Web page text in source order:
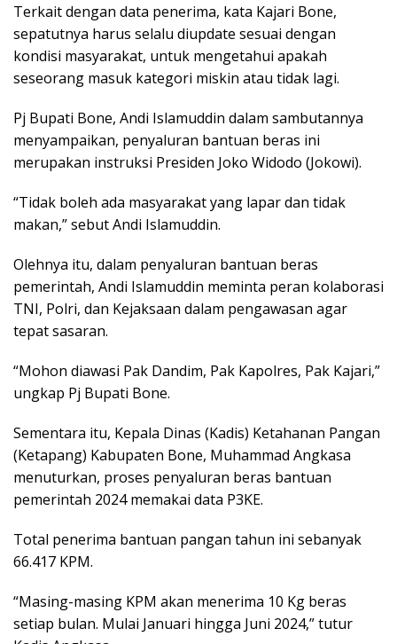
Terkait dengan data penerima, kata Kajari Bone,
sepatutnya harus selalu diupdate sesuai dengan
kondisi masyarakat, untuk mengetahui apakah
seseorang masuk kategori miskin atau tidak lagi.
Pj Bupati Bone, Andi Islamuddin dalam sambutannya
menyampaikan, penyaluran bantuan beras ini
merupakan instruksi Presiden Joko Widodo (Jokowi).
“Tidak boleh ada masyarakat yang lapar dan tidak
makan,” sebut Andi Islamuddin.
Olehnya itu, dalam penyaluran bantuan beras
pemerintah, Andi Islamuddin meminta peran kolaborasi
TNI, Polri, dan Kejaksaan dalam pengawasan agar
tepat sasaran.
“Mohon diawasi Pak Dandim, Pak Kapolres, Pak Kajari,”
ungkap Pj Bupati Bone.
Sementara itu, Kepala Dinas (Kadis) Ketahanan Pangan
(Ketapang) Kabupaten Bone, Muhammad Angkasa
menuturkan, proses penyaluran beras bantuan
pemerintah 2024 memakai data P3KE.
Total penerima bantuan pangan tahun ini sebanyak
66.417 KPM.
“Masing-masing KPM akan menerima 10 Kg beras
setiap bulan. Mulai Januari hingga Juni 2024,” tutur